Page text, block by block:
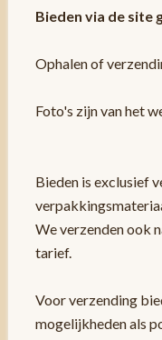
Bieden via de site
Ophalen of
Foto's zijn van het
Bieden is exclusief
We verzenden ook
tarief.
Voor verzending
mogelijkheden als